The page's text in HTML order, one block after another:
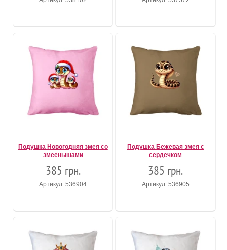
Подушка Новогодняя змея со
змеенышами
385 грн.
Артикул: 536904
Подушка Бежевая змея с
сердечком
385 грн.
Артикул: 536905